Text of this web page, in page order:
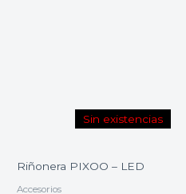
Sin existencias
Riñonera PIXOO – LED
Accesorios